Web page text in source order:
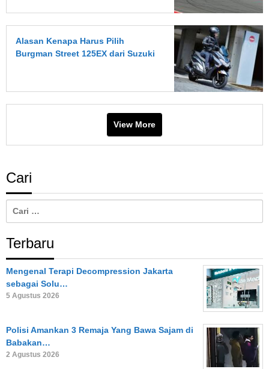
Alasan Kenapa Harus Pilih
Burgman Street 125EX dari Suzuki
View More
Cari
Terbaru
Mengenal Terapi Decompression Jakarta
sebagai Solu…
5 Agustus 2026
Polisi Amankan 3 Remaja Yang Bawa Sajam di
Babakan…
2 Agustus 2026